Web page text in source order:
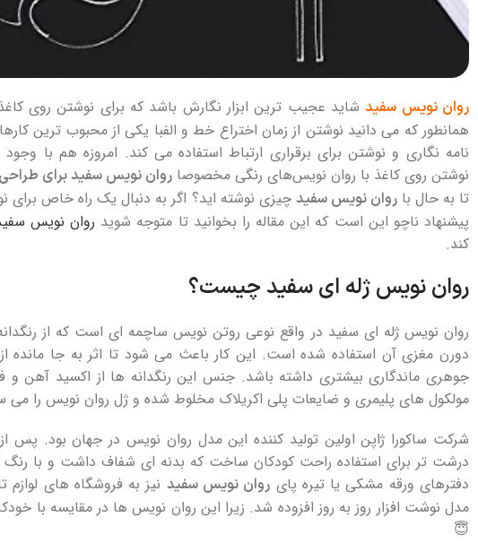
روان نویس سفیدشاید عجیب ترین ابزار نگارش باشد که برای نوشتن روی
همانطور که می دانید نوشتن از زمان اختراع خط و الفبا یکی از محبوب‌ ترین
نامه‌ نگاری و نوشتن برای برقراری ارتباط استفاده می کند. امروزه هم با
نوشتن روی کاغذ با روان نویس‌های رنگی مخصوصاروان نویس سفید برای طراحی
تا به حال باروان نویس سفید چیزی نوشته‌ اید؟ اگر به دنبال یک راه خاص برای
پیشنهاد ناچو این است که این مقاله را بخوانید تا متوجه شوید روان نویس
کند.
روان نویس ژله ای سفید چیست؟
روان نویس ژله ای سفید در واقع نوعی روتن نویس ساچمه‌ ای است که از
دورن مغزی‌ آن استفاده شده است. این کار باعث می شود تا اثر به‌ جا مانده
جوهری ماندگاری بیشتری داشته باشد. جنس این رنگدانه‌ ها از اکسید آهن و
مولکول‌ های پلیمری و ضایعات پلی‌ اکریلاک مخلوط شده و ژل روان نویس را می‌
شرکت ساکورا ژاپن اولین تولید کننده این مدل روان نویس در جهان بود. پس از
درشت‌ تر برای استفاده راحت کودکان ساخت که بدنه‌ ای شفاف داشت و با رنگ
دفترهای ورقه مشکی یا تیره پای روان نویس سفید نیز به فروشگاه‌ های لوازم
مدل نوشت‌ افزار روز به ‏روز افزوده شد. زیرا این روان نویس‌ ها در مقایسه با
😇